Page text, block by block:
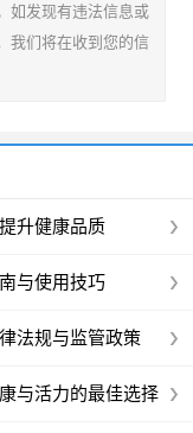
如发现有违法信息或
我们将在收到您的信
升健康品质
与使用技巧
法规与监管政策
与活力的最佳选择